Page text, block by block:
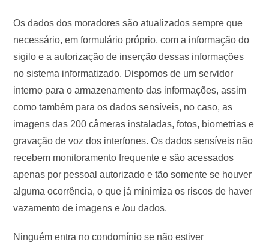
Os dados dos moradores são atualizados sempre que
necessário, em formulário próprio, com a informação do
sigilo e a autorização de inserção dessas informações
no sistema informatizado. Dispomos de um servidor
interno para o armazenamento das informações, assim
como também para os dados sensíveis, no caso, as
imagens das 200 câmeras instaladas, fotos, biometrias e
gravação de voz dos interfones. Os dados sensíveis não
recebem monitoramento frequente e são acessados
apenas por pessoal autorizado e tão somente se houver
alguma ocorrência, o que já minimiza os riscos de haver
vazamento de imagens e /ou dados.
Ninguém entra no condomínio se não estiver